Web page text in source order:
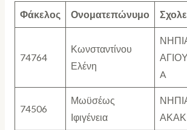
Φάκελος Ονοματεπώνυμο
74764
Κωνσταντίνου
Ελένη
A
74506
Μωϋσέως
Ιφιγένεια